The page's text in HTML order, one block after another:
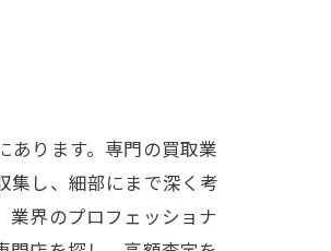
あります。専門の買取業
集し、細部にまで深く考
業界のプロフェッショナ